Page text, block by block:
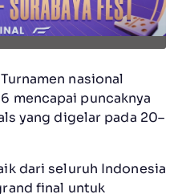
nasional
mencapai puncaknya
yang digelar pada 20–
dari seluruh Indonesia
final untuk